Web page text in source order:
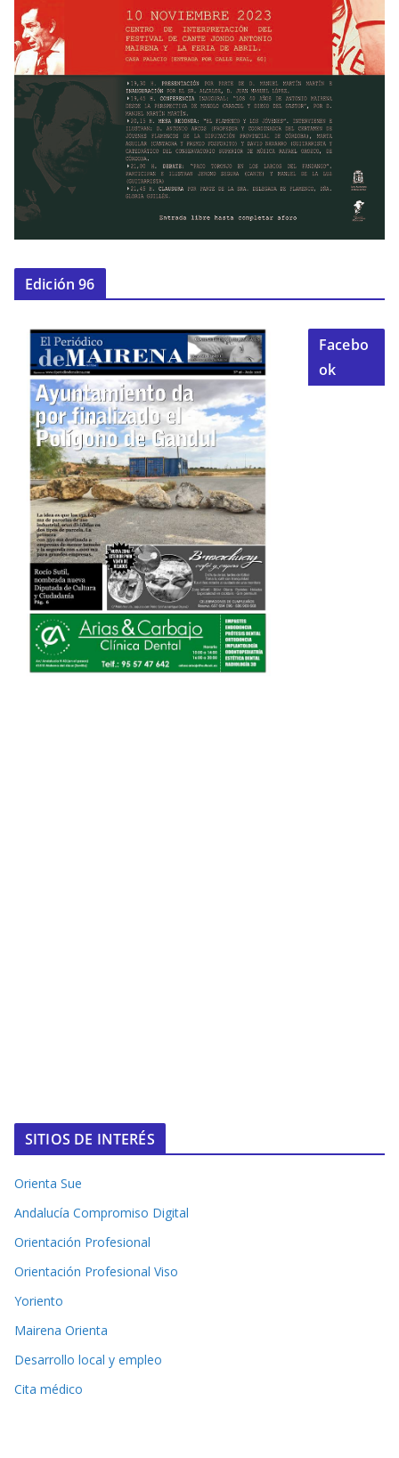
Edición 96
Facebo
ok
SITIOS DE INTERÉS
Orienta Sue
Andalucía Compromiso Digital
Orientación Profesional
Orientación Profesional Viso
Yoriento
Mairena Orienta
Desarrollo local y empleo
Cita médico